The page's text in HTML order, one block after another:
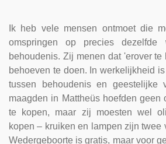
Ik heb vele mensen ontmoet die
omspringen op precies
behoudenis. Zij menen dat 'erover
behoeven te doen. In werkelijkheid
tussen behoudenis en geestelijke
maagden in Mattheüs hoefden geen
te kopen, maar zij moesten wel
kopen – kruiken en lampen zijn twee
Wedergeboorte is gratis, maar voor